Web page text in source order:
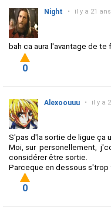
Night • il y a 21 ans
bah ca aura l'avantage de
0
Alexoouuu • il y a
S'pas d'la sortie de ligue ça
Moi, sur personellement,
considérer être sortie.
Parceque en dessous s'trop
0